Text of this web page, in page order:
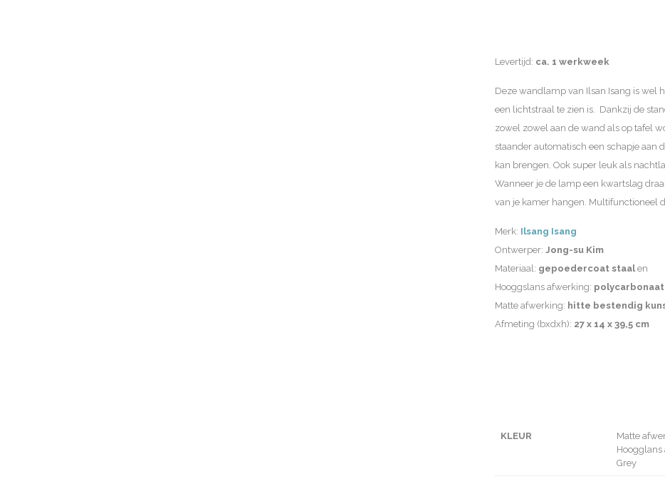
Levertijd: ca. 1 werkweek
Deze wandlamp van Ilsan Isang is wel
een lichtstraal te zien is. Dankzij de
zowel zowel aan de wand als op tafel
staander automatisch een schapje aan
kan brengen. Ook super leuk als
Wanneer je de lamp een kwartslag
van je kamer hangen. Multifunctioneel
Merk: Ilsang Isang
Ontwerper:Jong-su Kim
Materiaal: gepoedercoat staalen
Hooggslans afwerking: polycarbonaat
Matte afwerking: hitte bestendig
Afmeting (bxdxh): 27 x 14 x 39,5 cm
KLEUR
Matte
Grey